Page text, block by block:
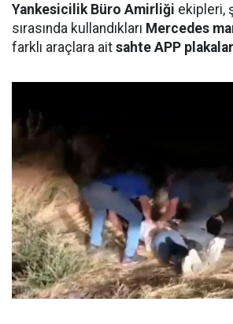
Yankesicilik Büro Amirliği ekipleri,
sırasında kullandıkları Mercedes
farklı araçlara ait sahte APP plakalar